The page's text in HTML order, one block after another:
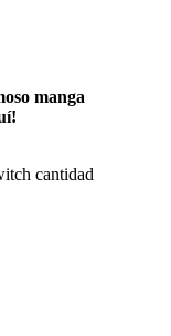
manga
cantidad